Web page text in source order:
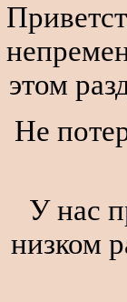
этом
Не
У нас
низком